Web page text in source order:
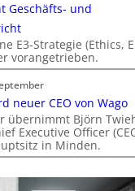
Geschäfts- und
E3-Strategie (Ethics,
vorangetrieben.
neuer CEO von Wago
übernimmt Björn
Executive Officer
in Minden.